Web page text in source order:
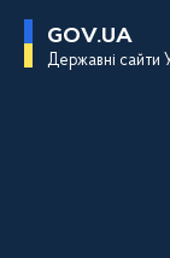
GOV.UA
Державні сайти